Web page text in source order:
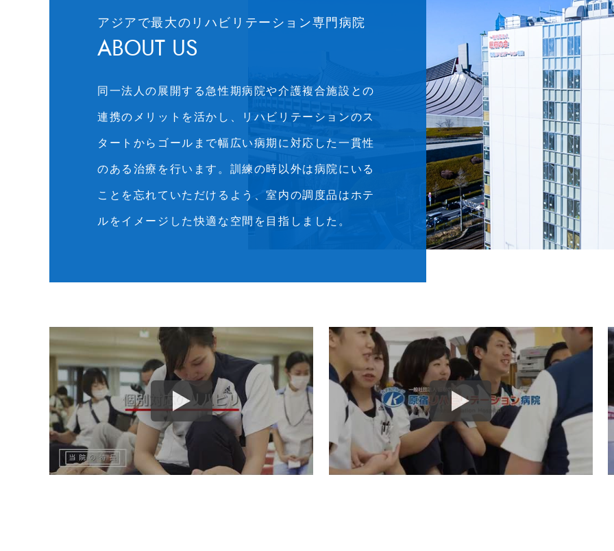
アジアで最大の リハビリテーション専門病院
ABOUT US
同一法人の展開する急性期病院や介護複合施設との
連携のメリットを活かし、リハビリテーションのス
タートからゴールまで幅広い病期に対応した一貫性
のある治療を行います。訓練の時以外は病院にいる
ことを忘れていただけるよう、室内の調度品はホテ
ルをイメージした快適な空間を目指しました。